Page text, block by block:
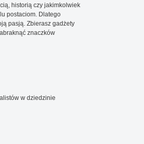
historią czy jakimkolwiek
postaciom. Dlatego
pasją. Zbierasz gadżety
znaczków
w dziedzinie